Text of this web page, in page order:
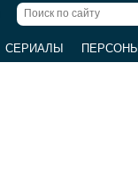
СЕРИАЛЫ ПЕРСОНЫ